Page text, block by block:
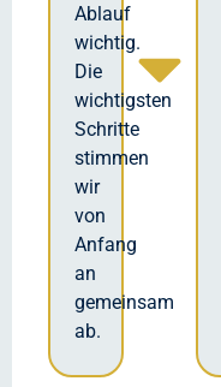
Ablauf
wichtig.
Die
wichtigsten
Schritte
stimmen
wir
von
Anfang
an
gemeinsam
ab.